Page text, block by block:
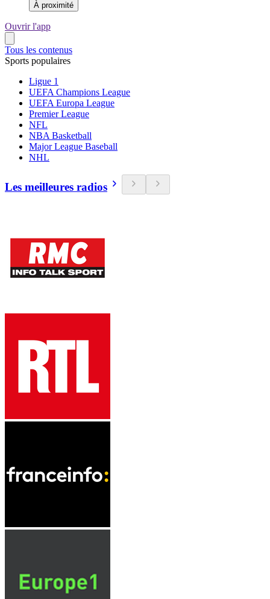
À proximité
Ouvrir l'app
Tous les contenus
Sports populaires
Ligue 1
UEFA Champions League
UEFA Europa League
Premier League
NFL
NBA Basketball
Major League Baseball
NHL
Les meilleures radios